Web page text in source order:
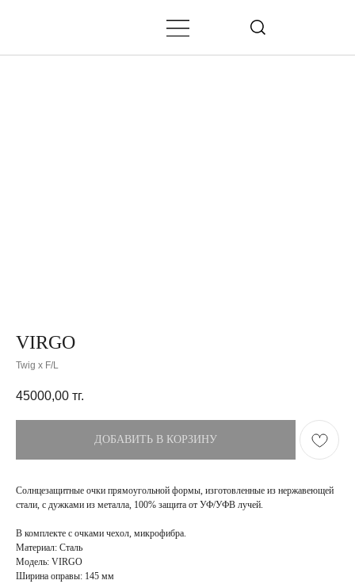
VIRGO
Twig x F/L
45000,00 тг.
ДОБАВИТЬ В КОРЗИНУ
Солнцезащитные очки прямоугольной формы, изготовленные из нержавеющей
стали, с дужками из металла, 100% защита от УФ/УФВ лучей.
В комплекте с очками чехол, микрофибра.
Материал: Сталь
Модель: VIRGO
Ширина оправы: 145 мм